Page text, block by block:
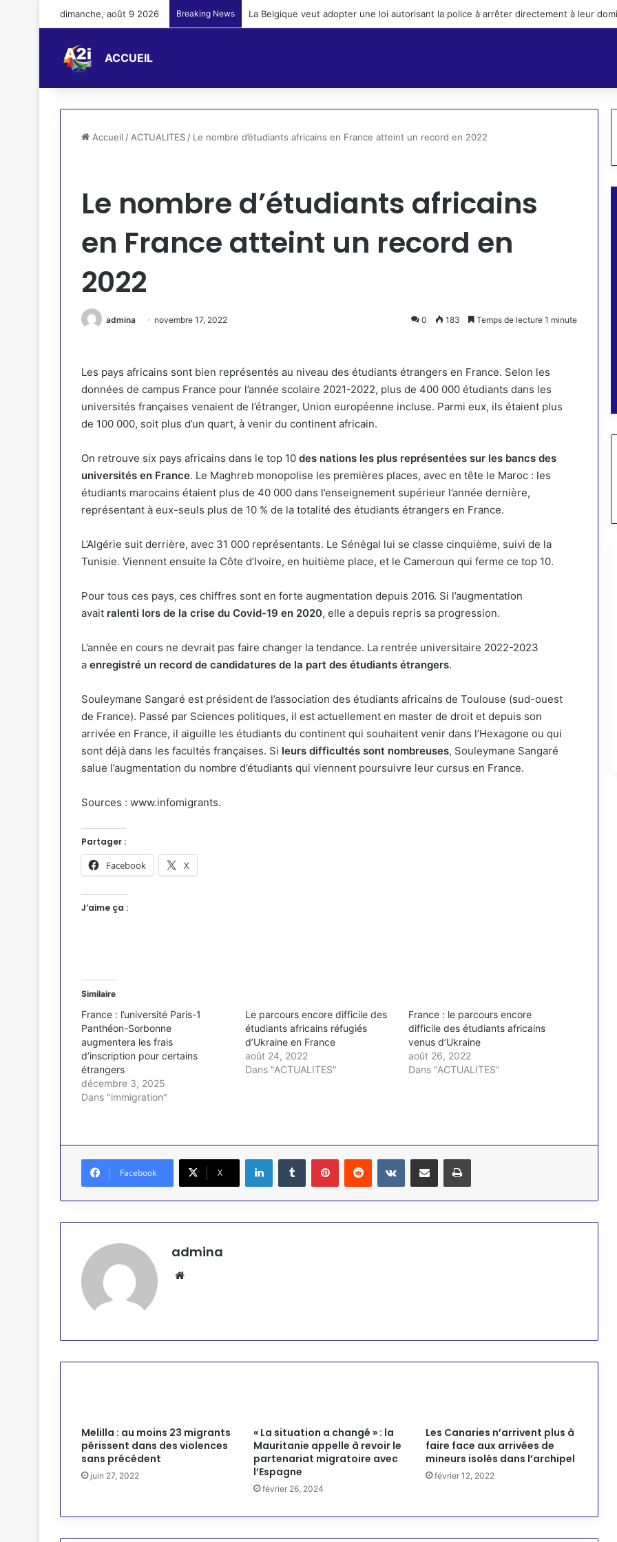
dimanche, août 9 2026 Breaking News La Belgique veut adopter une loi autorisant la police à arrêter directement à leur
ACCUEIL
Accueil / ACTUALITES / Le nombre d’étudiants africains en France atteint un record en 2022
Le nombre d’étudiants africains
en France atteint un record en
2022
admina novembre 17, 2022 0 183 Temps de lecture 1 minute
Les pays africains sont bien représentés au niveau des étudiants étrangers en France. Selon les
données de campus France pour l’année scolaire 2021-2022, plus de 400 000 étudiants dans les
universités françaises venaient de l’étranger, Union européenne incluse. Parmi eux, ils étaient plus
de 100 000, soit plus d’un quart, à venir du continent africain.
On retrouve six pays africains dans le top 10 des nations les plus représentées sur les bancs des
universités en France. Le Maghreb monopolise les premières places, avec en tête le Maroc : les
étudiants marocains étaient plus de 40 000 dans l’enseignement supérieur l’année dernière,
représentant à eux-seuls plus de 10 % de la totalité des étudiants étrangers en France.
L’Algérie suit derrière, avec 31 000 représentants. Le Sénégal lui se classe cinquième, suivi de la
Tunisie. Viennent ensuite la Côte d’Ivoire, en huitième place, et le Cameroun qui ferme ce top 10.
Pour tous ces pays, ces chiffres sont en forte augmentation depuis 2016. Si l’augmentation
avait ralenti lors de la crise du Covid-19 en 2020, elle a depuis repris sa progression.
L’année en cours ne devrait pas faire changer la tendance. La rentrée universitaire 2022-2023
a enregistré un record de candidatures de la part des étudiants étrangers.
Souleymane Sangaré est président de l’association des étudiants africains de Toulouse (sud-ouest
de France). Passé par Sciences politiques, il est actuellement en master de droit et depuis son
arrivée en France, il aiguille les étudiants du continent qui souhaitent venir dans l’Hexagone ou qui
sont déjà dans les facultés françaises. Si leurs difficultés sont nombreuses, Souleymane Sangaré
salue l’augmentation du nombre d’étudiants qui viennent poursuivre leur cursus en France.
Sources : www.infomigrants.
Partager :
Facebook X
J’aime ça :
Similaire
France : l’université Paris-1
Panthéon-Sorbonne
augmentera les frais
d’inscription pour certains
étrangers
décembre 3, 2025
Dans "immigration"
Le parcours encore difficile des
étudiants africains réfugiés
d’Ukraine en France
août 24, 2022
Dans "ACTUALITES"
France : le parcours encore
difficile des étudiants africains
venus d’Ukraine
août 26, 2022
Dans "ACTUALITES"
Facebook X
LinkedinTumblr PinterestReddit VKontaktePartager par email Imprimer
admina
Melilla : au moins 23 migrants
périssent dans des violences
sans précédent
juin 27, 2022
« La situation a changé » : la
Mauritanie appelle à revoir le
partenariat migratoire avec
l’Espagne
février 26, 2024
Les Canaries n’arrivent plus à
faire face aux arrivées de
mineurs isolés dans l’archipel
février 12, 2022